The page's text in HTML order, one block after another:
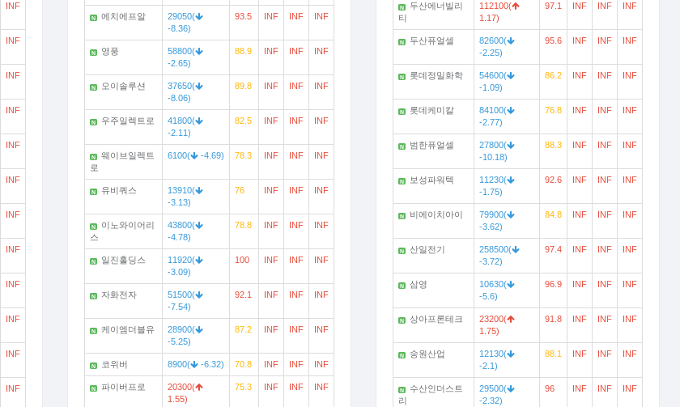
INF
INF
INF
INF
INF
INF
INF
INF
INF
INF
INF
INF
N 에치에프알
29050(
-8.36)
93.5 INF INF INF
N 영풍
58800(
-2.65)
88.9 INF INF INF
N 오이솔루션
37650(
-8.06)
89.8 INF INF INF
N 우주일렉트로
41800(
-2.11)
82.5 INF INF INF
N
웨이브일렉트
로
6100( -4.69) 78.3 INF INF INF
N 유비쿼스
13910(
-3.13)
76 INF INF INF
N
이노와이어리
스
43800(
-4.78)
78.8 INF INF INF
N 일진홀딩스
11920(
-3.09)
100 INF INF INF
N 자화전자
51500(
-7.54)
92.1 INF INF INF
N 케이엠더블유
28900(
-5.25)
87.2 INF INF INF
N 코위버 8900( -6.32) 70.8 INF INF INF
N 파이버프로
20300(
1.55)
75.3 INF INF INF
N
두산에너빌리
티
112100(
1.17)
97.1 INF INF INF
N 두산퓨얼셀
82600(
-2.25)
95.6 INF INF INF
N 롯데정밀화학
54600(
-1.09)
86.2 INF INF INF
N 롯데케미칼
84100(
-2.77)
76.8 INF INF INF
N 범한퓨얼셀
27800(
-10.18)
88.3 INF INF INF
N 보성파워텍
11230(
-1.75)
92.6 INF INF INF
N 비에이치아이
79900(
-3.62)
84.8 INF INF INF
N 산일전기
258500(
-3.72)
97.4 INF INF INF
N 삼영
10630(
-5.6)
96.9 INF INF INF
N 상아프론테크
23200(
1.75)
91.8 INF INF INF
N 송원산업
12130(
-2.1)
88.1 INF INF INF
N
수산인더스트
리
29500(
-2.32)
96 INF INF INF